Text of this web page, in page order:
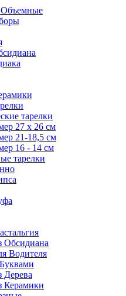
тарелки
27 х 26 см
21-18,5 см
16 - 14 см
тарелки
Обсидиана
Водителя
Дерева
Керамики